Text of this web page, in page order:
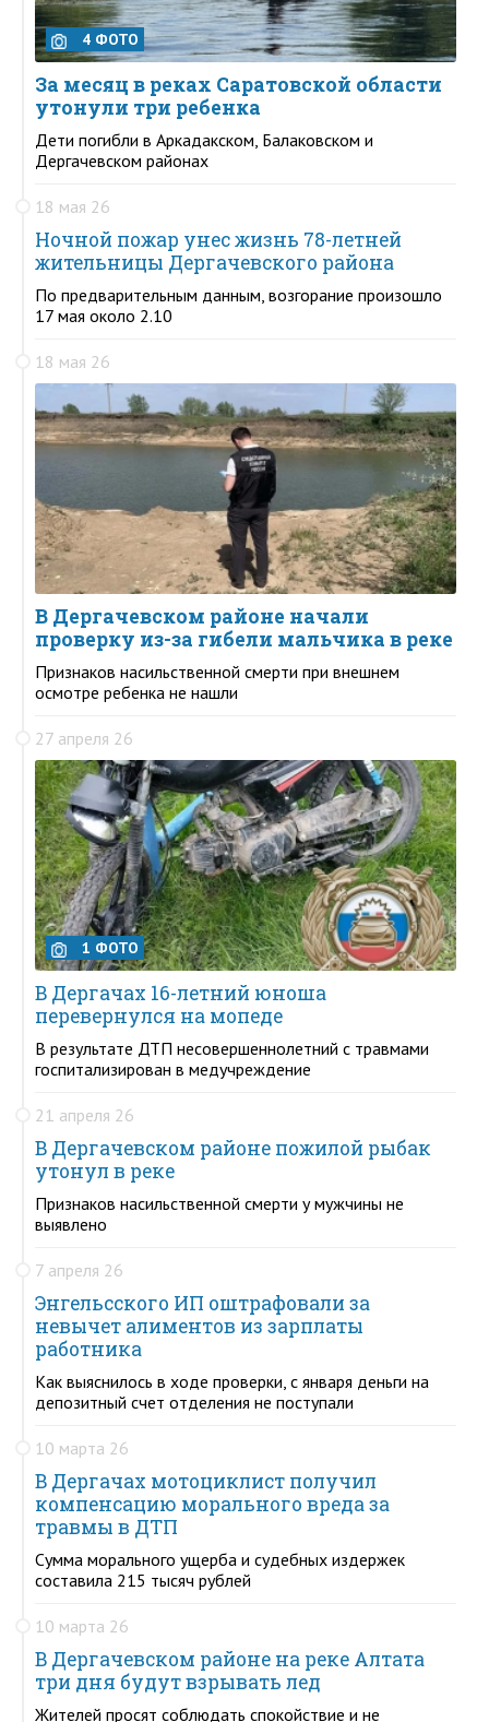
4 ФОТО
За месяц в реках Саратовской области
утонули три ребенка
Дети погибли в Аркадакском, Балаковском и
Дергачевском районах
18 мая 26
Ночной пожар унес жизнь 78-летней
жительницы Дергачевского района
По предварительным данным, возгорание произошло
17 мая около 2.10
18 мая 26
В Дергачевском районе начали
проверку из-за гибели мальчика в реке
Признаков насильственной смерти при внешнем
осмотре ребенка не нашли
27 апреля 26
1 ФОТО
В Дергачах 16-летний юноша
перевернулся на мопеде
В результате ДТП несовершеннолетний с травмами
госпитализирован в медучреждение
21 апреля 26
В Дергачевском районе пожилой рыбак
утонул в реке
Признаков насильственной смерти у мужчины не
выявлено
7 апреля 26
Энгельсского ИП оштрафовали за
невычет алиментов из зарплаты
работника
Как выяснилось в ходе проверки, с января деньги на
депозитный счет отделения не поступали
10 марта 26
В Дергачах мотоциклист получил
компенсацию морального вреда за
травмы в ДТП
Сумма морального ущерба и судебных издержек
составила 215 тысяч рублей
10 марта 26
В Дергачевском районе на реке Алтата
три дня будут взрывать лед
Жителей просят соблюдать спокойствие и не